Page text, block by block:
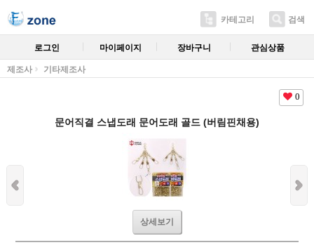
카테고리 검색
로그인 마이페이지 장바구니 관심상품
제조사 기타제조사
0
문어직결 스냅도래 문어도래 골드 (버림핀채용)
상세보기